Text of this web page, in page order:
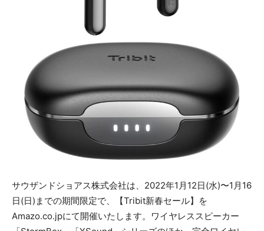
サウザンドショアス株式会社は、2022年1月12日(水)〜1月16
日(日)までの期間限定で、【Tribit新春セール】を
Amazo.co.jpにて開催いたします。ワイヤレススピーカー